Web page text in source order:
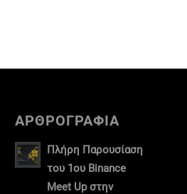
ΑΡΘΡΟΓΡΑΦΙΑ
Πλήρη Παρουσίαση
του 1ου Binance
Meet Up στην